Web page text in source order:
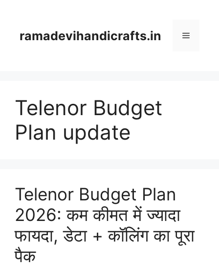
ramadevihandicrafts.in Menu
Telenor Budget
Plan update
Telenor Budget Plan
2026: कम कीमत में ज्यादा
फायदा, डेटा + कॉलिंग का पूरा
पैक